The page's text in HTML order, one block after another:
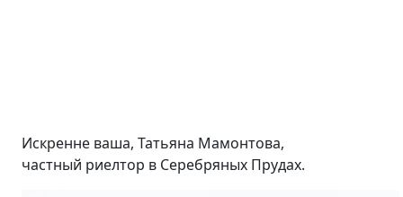
Искренне ваша, Татьяна Мамонтова,
частный риелтор в Серебряных Прудах.